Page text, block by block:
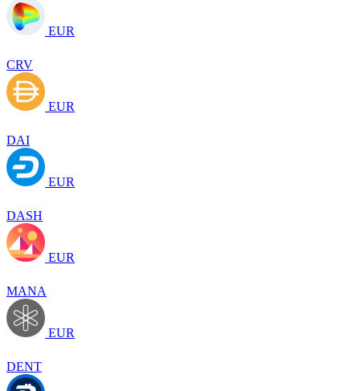
EUR
CRV
EUR
DAI
EUR
DASH
EUR
MANA
EUR
DENT